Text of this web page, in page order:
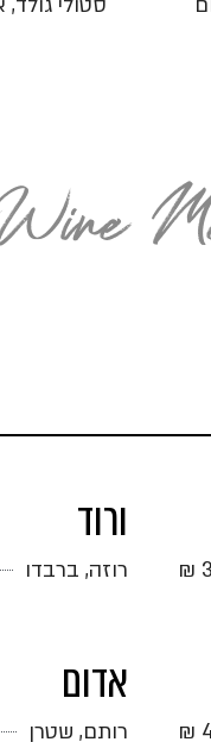
סטולי גולד,
Wine
ורוד
רוזה, ברבדו
אדום
רותם, שטרן